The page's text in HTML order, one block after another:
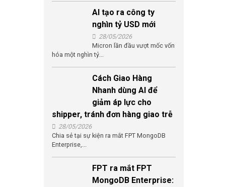
AI tạo ra công ty
nghìn tỷ USD mới
28/05/2026
Micron lần đầu vượt mốc vốn
hóa một nghìn tỷ...
Cách Giao Hàng
Nhanh dùng AI để
giảm áp lực cho
shipper, tránh đơn hàng giao trễ
28/05/2026
Chia sẻ tại sự kiện ra mắt FPT MongoDB
Enterprise,...
FPT ra mắt FPT
MongoDB Enterprise: